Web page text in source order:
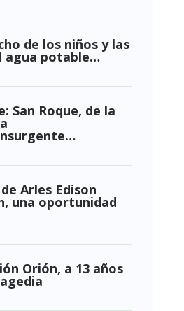
de los niños y las
agua potable…
San Roque, de la
Arles Edison
una oportunidad
Orión, a 13 años